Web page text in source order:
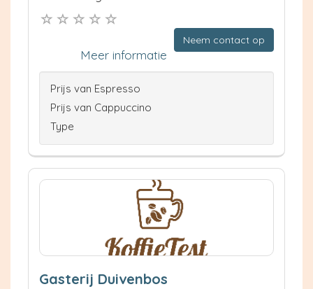
Neem contact op
Meer informatie
Prijs van Espresso
Prijs van Cappuccino
Type
Gasterij Duivenbos